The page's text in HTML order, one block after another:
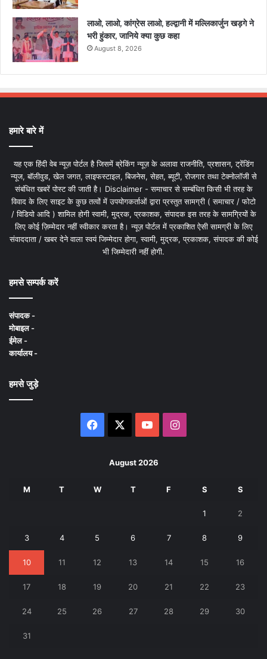
लाओ, लाओ, कांग्रेस लाओ, हल्द्वानी में मल्लिकार्जुन खड़गे ने
भरी हुंकार, जानिये क्या कुछ कहा
August 8, 2026
हमारे बारे में
यह एक हिंदी वेब न्यूज़ पोर्टल है जिसमें ब्रेकिंग न्यूज़ के अलावा राजनीति, प्रशासन, ट्रेंडिंग
न्यूज, बॉलीवुड, खेल जगत, लाइफस्टाइल, बिजनेस, सेहत, ब्यूटी, रोजगार तथा टेक्नोलॉजी से
संबंधित खबरें पोस्ट की जाती है। Disclaimer - समाचार से सम्बंधित किसी भी तरह के
विवाद के लिए साइट के कुछ तत्वों में उपयोगकर्ताओं द्वारा प्रस्तुत सामग्री ( समाचार / फोटो
/ विडियो आदि ) शामिल होगी स्वामी, मुद्रक, प्रकाशक, संपादक इस तरह के सामग्रियों के
लिए कोई ज़िम्मेदार नहीं स्वीकार करता है। न्यूज़ पोर्टल में प्रकाशित ऐसी सामग्री के लिए
संवाददाता / खबर देने वाला स्वयं जिम्मेदार होगा, स्वामी, मुद्रक, प्रकाशक, संपादक की कोई
भी जिम्मेदारी नहीं होगी.
हमसे सम्पर्क करें
संपादक -
मोबाइल -
ईमेल -
कार्यालय -
हमसे जुड़े
Facebook YouTubeInstagram
August 2026
M T W T F S S
1 2
3 4 5 6 7 8 9
10 11 12 13 14 15 16
17 18 19 20 21 22 23
24 25 26 27 28 29 30
31